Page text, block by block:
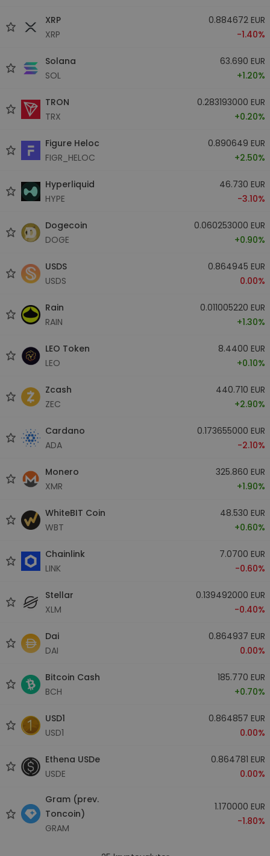
XRP
XRP
0.884672 EUR
-1.40%
Solana
SOL
63.690 EUR
+1.20%
TRON
TRX
0.283193000 EUR
+0.20%
Figure Heloc
FIGR_HELOC
0.890649 EUR
+2.50%
Hyperliquid
HYPE
46.730 EUR
-3.10%
Dogecoin
DOGE
0.060253000 EUR
+0.90%
USDS
USDS
0.864945 EUR
0.00%
Rain
RAIN
0.011005220 EUR
+1.30%
LEO Token
LEO
8.4400 EUR
+0.10%
Zcash
ZEC
440.710 EUR
+2.90%
Cardano
ADA
0.173655000 EUR
-2.10%
Monero
XMR
325.860 EUR
+1.90%
WhiteBIT Coin
WBT
48.530 EUR
+0.60%
Chainlink
LINK
7.0700 EUR
-0.60%
Stellar
XLM
0.139492000 EUR
-0.40%
Dai
DAI
0.864937 EUR
0.00%
Bitcoin Cash
BCH
185.770 EUR
+0.70%
USD1
USD1
0.864857 EUR
0.00%
Ethena USDe
USDE
0.864781 EUR
0.00%
Gram (prev.
Toncoin)
GRAM
1.170000 EUR
-1.80%